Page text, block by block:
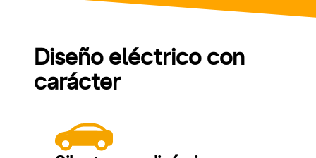
Diseño eléctrico con
carácter